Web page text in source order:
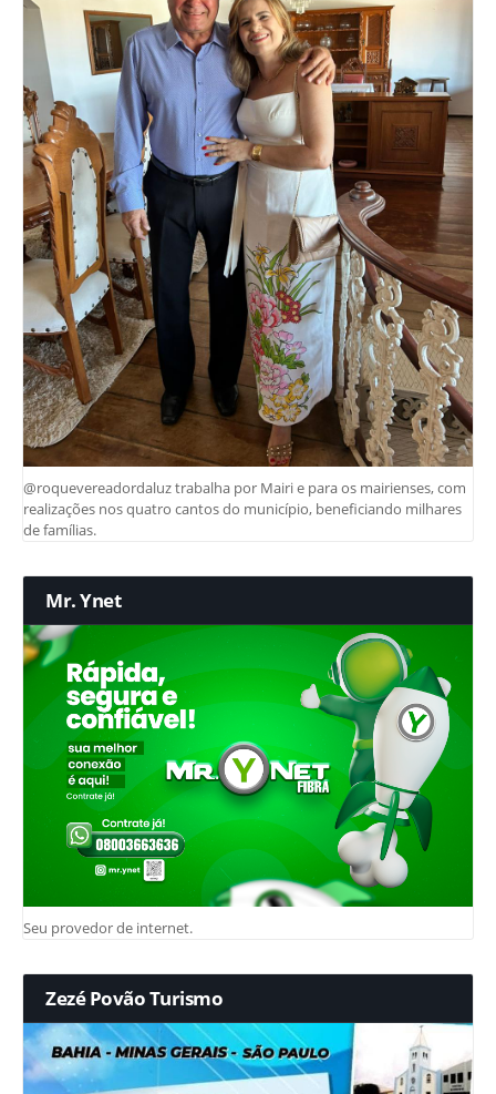
@roquevereadordaluz trabalha por Mairi e para os mairienses, com
realizações nos quatro cantos do município, beneficiando milhares
de famílias.
Mr. Ynet
Seu provedor de internet.
Zezé Povão Turismo